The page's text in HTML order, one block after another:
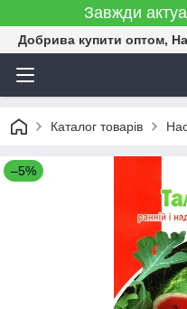
Завжди
Добрива купити оптом,
Каталог товарів
–5%